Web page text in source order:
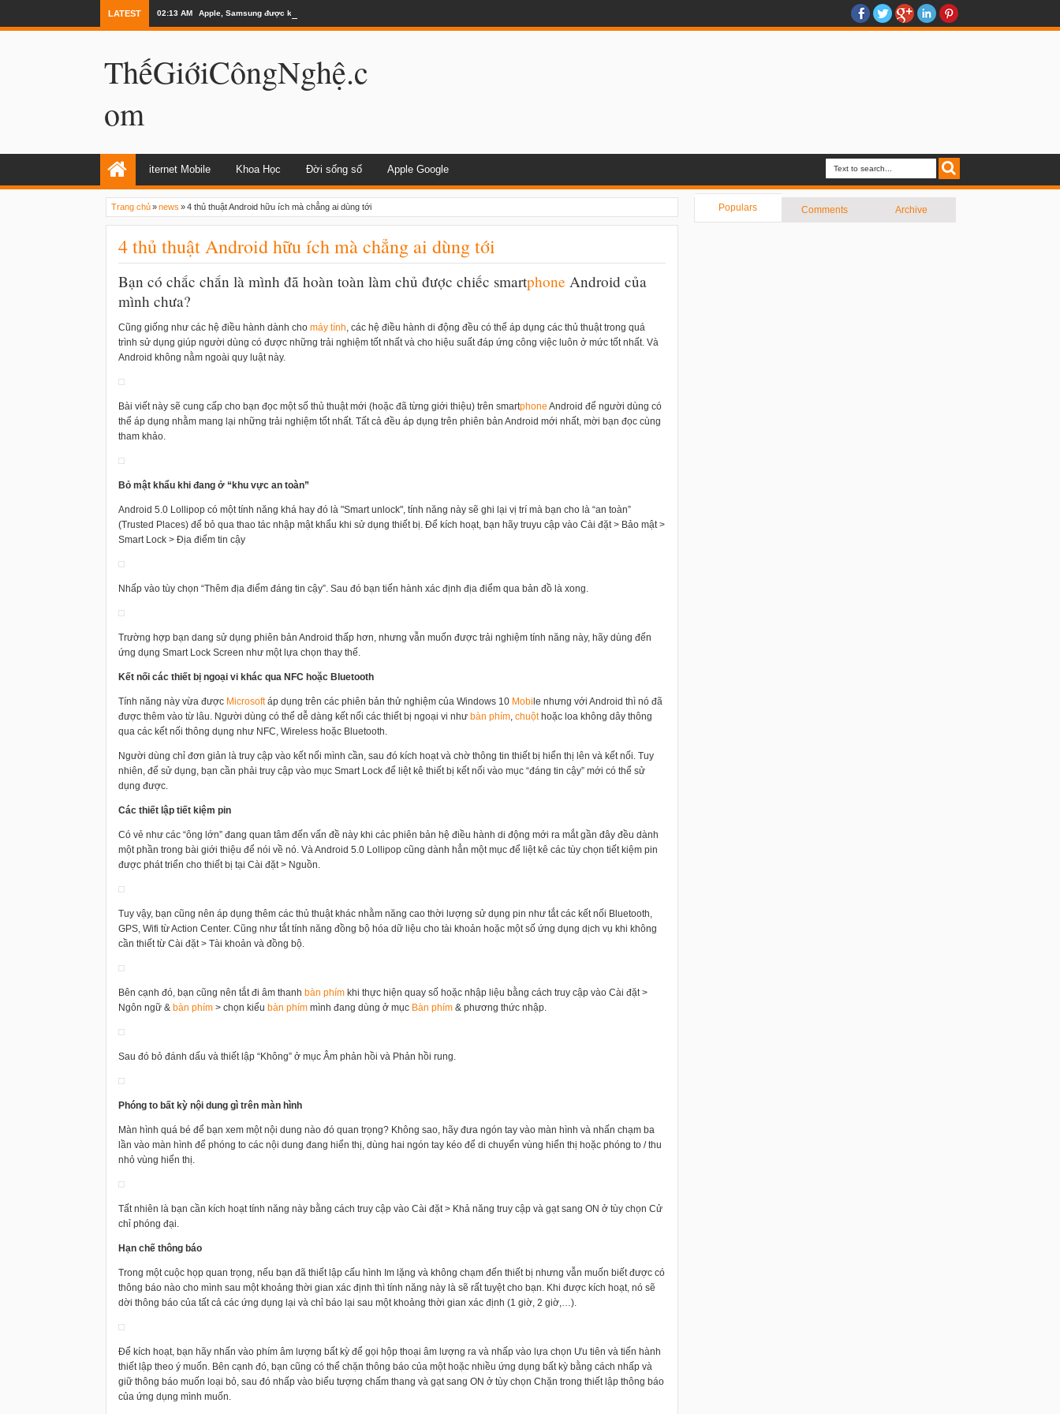
LATEST 02:13 AM Apple, Samsung được kêu gọi chặn ứng dụng khi lái xe
ThếGiớiCôngNghệ.c
om
iternet Mobile Khoa Học Đời sống số Apple Google
Populars Comments Archive
Trang chủ»news »4 thủ thuật Android hữu ích mà chẳng ai dùng tới
4 thủ thuật Android hữu ích mà chẳng ai dùng tới
Bạn có chắc chắn là mình đã hoàn toàn làm chủ được chiếc smartphone Android của
mình chưa?
Cũng giống như các hệ điều hành dành cho máy tính, các hệ điều hành di động đều có thể áp dụng các thủ thuật trong quá
trình sử dụng giúp người dùng có được những trải nghiệm tốt nhất và cho hiệu suất đáp ứng công việc luôn ở mức tốt nhất. Và
Android không nằm ngoài quy luật này.
Bài viết này sẽ cung cấp cho bạn đọc một số thủ thuật mới (hoặc đã từng giới thiệu) trên smartphone Android để người dùng có
thể áp dụng nhằm mang lại những trải nghiệm tốt nhất. Tất cả đều áp dụng trên phiên bản Android mới nhất, mời bạn đọc cùng
tham khảo.
Bỏ mật khẩu khi đang ở “khu vực an toàn”
Android 5.0 Lollipop có một tính năng khá hay đó là "Smart unlock", tính năng này sẽ ghi lại vị trí mà bạn cho là “an toàn”
(Trusted Places) để bỏ qua thao tác nhập mật khẩu khi sử dụng thiết bị. Để kích hoạt, bạn hãy truyu cập vào Cài đặt > Bảo mật >
Smart Lock > Địa điểm tin cậy
Nhấp vào tùy chọn “Thêm địa điểm đáng tin cậy”. Sau đó bạn tiến hành xác định địa điểm qua bản đồ là xong.
Trường hợp bạn dang sử dụng phiên bản Android thấp hơn, nhưng vẫn muốn được trải nghiệm tính năng này, hãy dùng đến
ứng dụng Smart Lock Screen như một lựa chọn thay thế.
Kết nối các thiết bị ngoại vi khác qua NFC hoặc Bluetooth
Tính năng này vừa được Microsoftáp dụng trên các phiên bản thử nghiệm của Windows 10 Mobi le nhưng với Android thì nó đã
được thêm vào từ lâu. Người dùng có thể dễ dàng kết nối các thiết bị ngoại vi như bàn phím, chuộthoặc loa không dây thông
qua các kết nối thông dụng như NFC, Wireless hoặc Bluetooth.
Người dùng chỉ đơn giản là truy cập vào kết nối mình cần, sau đó kích hoạt và chờ thông tin thiết bị hiển thị lên và kết nối. Tuy
nhiên, để sử dụng, bạn cần phải truy cập vào mục Smart Lock để liệt kê thiết bị kết nối vào mục “đáng tin cậy” mới có thể sử
dụng được.
Các thiết lập tiết kiệm pin
Có vẻ như các “ông lớn” đang quan tâm đến vấn đề này khi các phiên bản hệ điều hành di động mới ra mắt gần đây đều dành
một phần trong bài giới thiệu để nói về nó. Và Android 5.0 Lollipop cũng dành hẳn một mục để liệt kê các tùy chọn tiết kiệm pin
được phát triển cho thiết bị tại Cài đặt > Nguồn.
Tuy vậy, bạn cũng nên áp dụng thêm các thủ thuật khác nhằm năng cao thời lượng sử dụng pin như tắt các kết nối Bluetooth,
GPS, Wifi từ Action Center. Cũng như tắt tính năng đồng bộ hóa dữ liệu cho tài khoản hoặc một số ứng dụng dịch vụ khi không
cần thiết từ Cài đặt > Tài khoản và đồng bộ.
Bên cạnh đó, bạn cũng nên tắt đi âm thanh bàn phím khi thực hiện quay số hoặc nhập liệu bằng cách truy cập vào Cài đặt >
Ngôn ngữ & bàn phím > chọn kiểu bàn phím mình đang dùng ở mục Bàn phím & phương thức nhập.
Sau đó bỏ đánh dấu và thiết lập “Không” ở mục Âm phản hồi và Phản hồi rung.
Phóng to bất kỳ nội dung gì trên màn hình
Màn hình quá bé để bạn xem một nội dung nào đó quan trọng? Không sao, hãy đưa ngón tay vào màn hình và nhấn chạm ba
lần vào màn hình để phóng to các nội dung đang hiển thị, dùng hai ngón tay kéo để di chuyển vùng hiển thị hoặc phóng to / thu
nhỏ vùng hiển thị.
Tất nhiên là bạn cần kích hoạt tính năng này bằng cách truy cập vào Cài đặt > Khả năng truy cập và gạt sang ON ở tùy chọn Cử
chỉ phóng đại.
Hạn chế thông báo
Trong một cuộc họp quan trọng, nếu bạn đã thiết lập cấu hình Im lặng và không chạm đến thiết bị nhưng vẫn muốn biết được có
thông báo nào cho mình sau một khoảng thời gian xác định thì tính năng này là sẽ rất tuyệt cho bạn. Khi được kích hoạt, nó sẽ
dời thông báo của tất cả các ứng dụng lại và chỉ báo lại sau một khoảng thời gian xác định (1 giờ, 2 giờ,…).
Để kích hoạt, bạn hãy nhấn vào phím âm lượng bất kỳ để gọi hộp thoại âm lượng ra và nhấp vào lựa chọn Ưu tiên và tiến hành
thiết lập theo ý muốn. Bên cạnh đó, bạn cũng có thể chặn thông báo của một hoặc nhiều ứng dụng bất kỳ bằng cách nhấp và
giữ thông báo muốn loại bỏ, sau đó nhấp vào biểu tượng chấm thang và gạt sang ON ở tùy chọn Chặn trong thiết lập thông báo
của ứng dụng mình muốn.